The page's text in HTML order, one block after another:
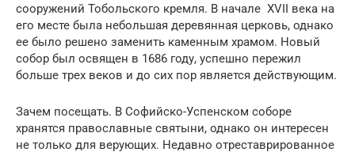
сооружений Тобольского кремля. В начале XVII века на
его месте была небольшая деревянная церковь, однако
ее было решено заменить каменным храмом. Новый
собор был освящен в 1686 году, успешно пережил
больше трех веков и до сих пор является действующим.
Зачем посещать. В Софийско-Успенском соборе
хранятся православные святыни, однако он интересен
не только для верующих. Недавно отреставрированное